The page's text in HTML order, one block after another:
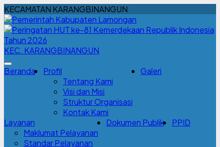
KECAMATAN KARANGBINANGUN
KEC. KARANGBINANGUN
Beranda
Profil
Tentang Kami
Visi dan Misi
Struktur Organisasi
Kontak Kami
Galeri
Layanan
Maklumat Pelayanan
Standar Pelayanan
Dokumen Publik PPID